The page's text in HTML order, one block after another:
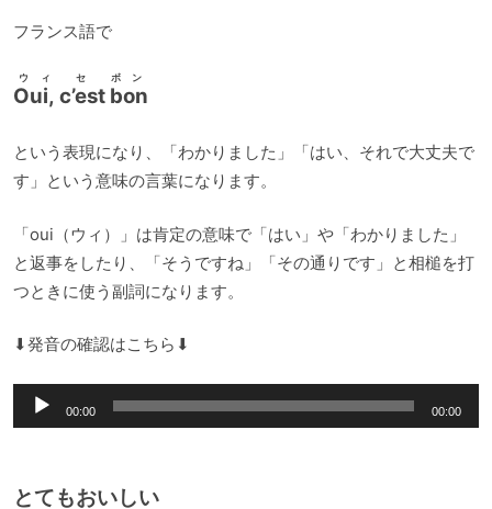
ヤ
フランス語で
Oui, c’est bon
ウィ セ ボン
という表現になり、「わかりました」「はい、それで大丈夫で
す」という意味の言葉になります。
「oui（ウィ）」は肯定の意味で「はい」や「わかりました」
と返事をしたり、「そうですね」「その通りです」と相槌を打
つときに使う副詞になります。
⬇︎発音の確認はこちら⬇︎
声
レ
00:00 00:00
とてもおいしい